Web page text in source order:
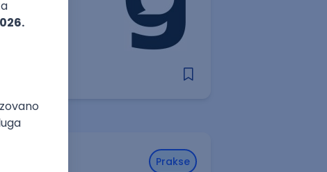
Prakse